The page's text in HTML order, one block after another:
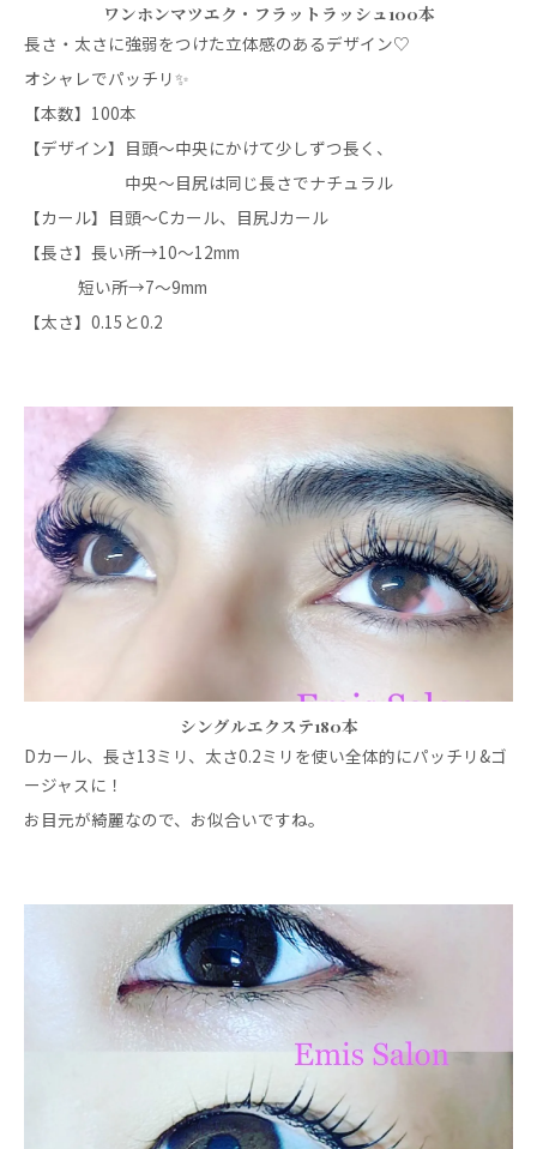
ワンホンマツエク・フラットラッシュ100本
長さ・太さに強弱をつけた立体感のあるデザイン♡
オシャレでパッチリ✨
【本数】100本
【デザイン】目頭～中央にかけて少しずつ長く、
中央～目尻は同じ長さでナチュラル
【カール】目頭〜Cカール、目尻Jカール
【長さ】長い所→10〜12mm
短い所→7〜9mm
【太さ】0.15と0.2
シングルエクステ180本
Dカール、長さ13ミリ、太さ0.2ミリを使い全体的にパッチリ&ゴ
ージャスに！
お目元が綺麗なので、お似合いですね。